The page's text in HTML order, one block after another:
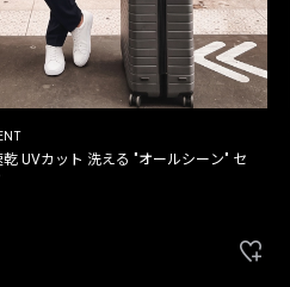
乾 UVカット 洗える "オールシーン" セ